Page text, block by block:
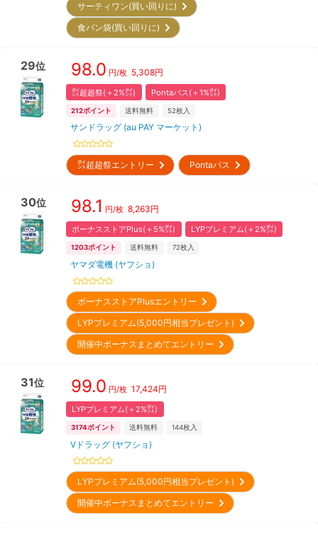
サーティワン(買い回りに)
食パン袋(買い回りに)
29位 98.0 円/枚 5,308円
㌽超超祭(＋2%㌽) Pontaパス(＋1%㌽)
212ポイント 送料無料 52枚入
サンドラッグ (au PAY マーケット)
㌽超超祭エントリー Pontaパス
30位 98.1 円/枚 8,263円
ボーナスストアPlus(＋5%㌽) LYPプレミアム(＋2%㌽)
1203ポイント 送料無料 72枚入
ヤマダ電機 (ヤフショ)
ボーナスストアPlusエントリー
LYPプレミアム(5,000円相当プレゼント)
開催中ボーナスまとめてエントリー
31位 99.0 円/枚 17,424円
LYPプレミアム(＋2%㌽)
3174ポイント 送料無料 144枚入
Vドラッグ (ヤフショ)
LYPプレミアム(5,000円相当プレゼント)
開催中ボーナスまとめてエントリー